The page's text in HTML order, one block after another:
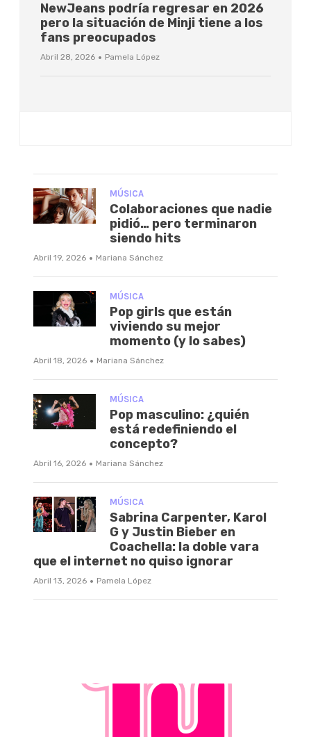
NewJeans podría regresar en 2026
pero la situación de Minji tiene a los
fans preocupados
Abril 28, 2026 · Pamela López
MÚSICA
Colaboraciones que nadie
pidió… pero terminaron
siendo hits
Abril 19, 2026 · Mariana Sánchez
MÚSICA
Pop girls que están
viviendo su mejor
momento (y lo sabes)
Abril 18, 2026 · Mariana Sánchez
MÚSICA
Pop masculino: ¿quién
está redefiniendo el
concepto?
Abril 16, 2026 · Mariana Sánchez
MÚSICA
Sabrina Carpenter, Karol
G y Justin Bieber en
Coachella: la doble vara
que el internet no quiso ignorar
Abril 13, 2026 · Pamela López